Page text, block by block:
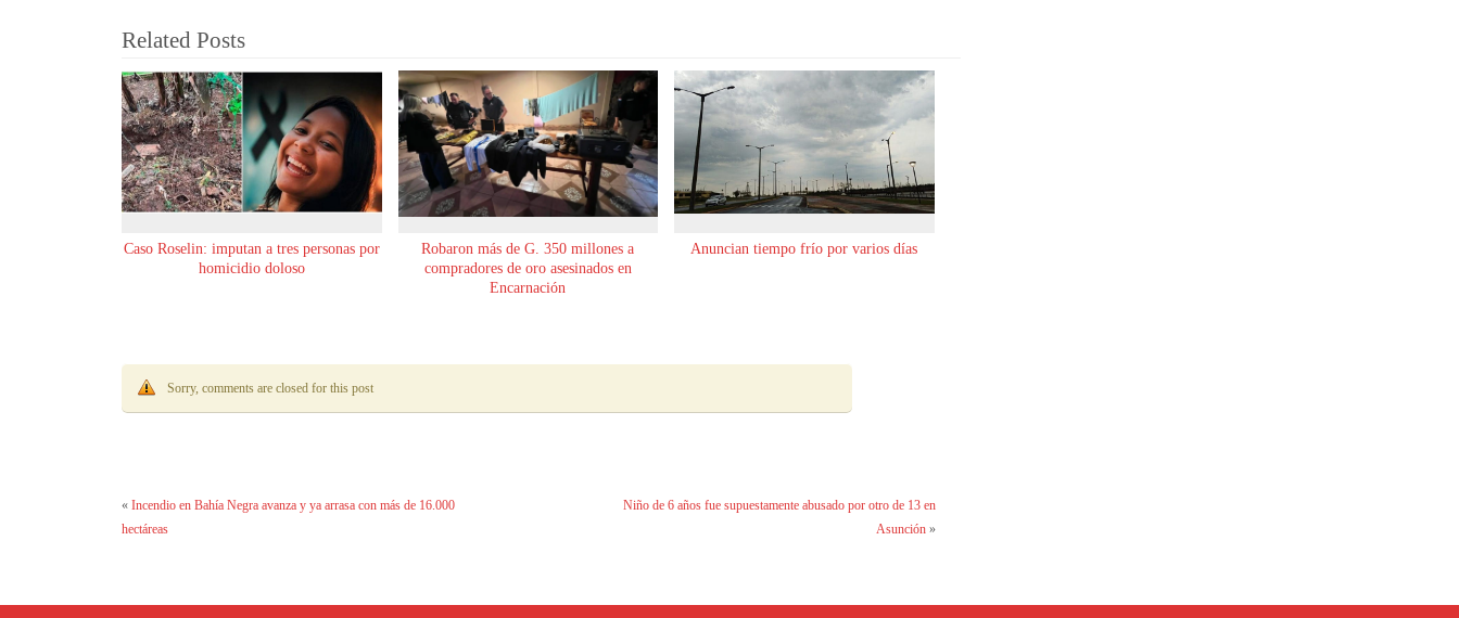
Related Posts
Caso Roselin: imputan a tres personas por
homicidio doloso
Robaron más de G. 350 millones a
compradores de oro asesinados en
Encarnación
Anuncian tiempo frío por varios días
Sorry, comments are closed for this post
« Incendio en Bahía Negra avanza y ya arrasa con más de 16.000
hectáreas
Niño de 6 años fue supuestamente abusado por otro de 13 en
Asunción»